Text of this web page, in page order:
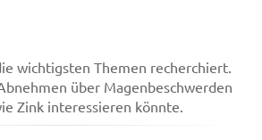
wichtigsten Themen recherchiert.
über Magenbeschwerden
Zink interessieren könnte.